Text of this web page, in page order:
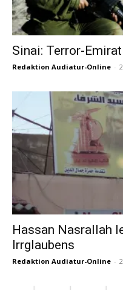
Sinai: Terror-Emirat
Redaktion Audiatur-Online -
Hassan Nasrallah
Irrglaubens
Redaktion Audiatur-Online -